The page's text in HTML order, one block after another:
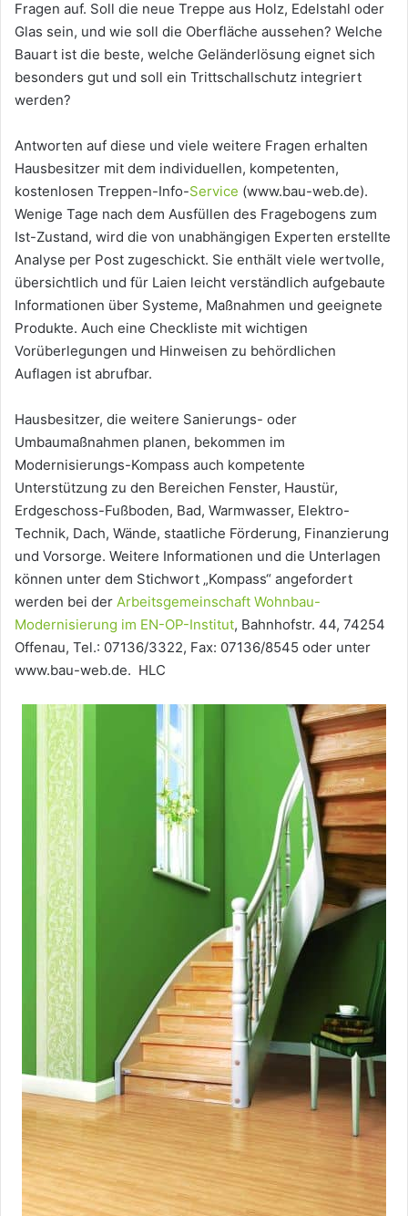
Fragen auf. Soll die neue Treppe aus Holz, Edelstahl oder
Glas sein, und wie soll die Oberfläche aussehen? Welche
Bauart ist die beste, welche Geländerlösung eignet sich
besonders gut und soll ein Trittschallschutz integriert
werden?
Antworten auf diese und viele weitere Fragen erhalten
Hausbesitzer mit dem individuellen, kompetenten,
kostenlosen Treppen-Info-Service (www.bau-web.de).
Wenige Tage nach dem Ausfüllen des Fragebogens zum
Ist-Zustand, wird die von unabhängigen Experten erstellte
Analyse per Post zugeschickt. Sie enthält viele wertvolle,
übersichtlich und für Laien leicht verständlich aufgebaute
Informationen über Systeme, Maßnahmen und geeignete
Produkte. Auch eine Checkliste mit wichtigen
Vorüberlegungen und Hinweisen zu behördlichen
Auflagen ist abrufbar.
Hausbesitzer, die weitere Sanierungs- oder
Umbaumaßnahmen planen, bekommen im
Modernisierungs-Kompass auch kompetente
Unterstützung zu den Bereichen Fenster, Haustür,
Erdgeschoss-Fußboden, Bad, Warmwasser, Elektro-
Technik, Dach, Wände, staatliche Förderung, Finanzierung
und Vorsorge. Weitere Informationen und die Unterlagen
können unter dem Stichwort „Kompass“ angefordert
werden bei der Arbeitsgemeinschaft Wohnbau-
Modernisierung im EN-OP-Institut, Bahnhofstr. 44, 74254
Offenau, Tel.: 07136/3322, Fax: 07136/8545 oder unter
www.bau-web.de. HLC